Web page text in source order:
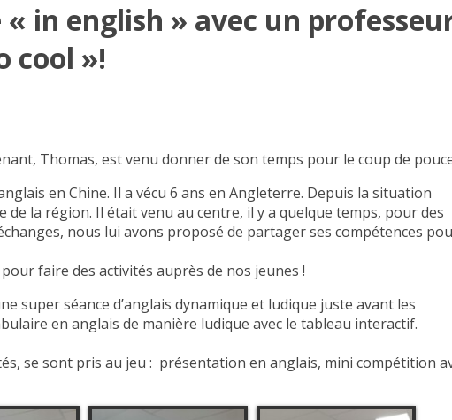
« in english » avec un
cool »!
Thomas, est venu donner de son temps pour le coup de
en Chine. Il a vécu 6 ans en Angleterre. Depuis la situation
la région. Il était venu au centre, il y a quelque temps, pour des
nous lui avons proposé de partager ses compétences
faire des activités auprès de nos jeunes !
super séance d’anglais dynamique et ludique juste avant les
en anglais de manière ludique avec le tableau interactif.
se sont pris au jeu : présentation en anglais, mini compétition